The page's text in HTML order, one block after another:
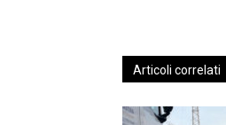
Articoli correlati